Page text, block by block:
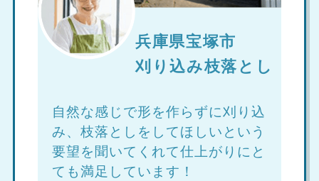
兵庫県宝塚市
刈り込み枝落とし
自然な感じで形を作らずに刈り込
み、枝落としをしてほしいという
要望を聞いてくれて仕上がりにと
ても満足しています！